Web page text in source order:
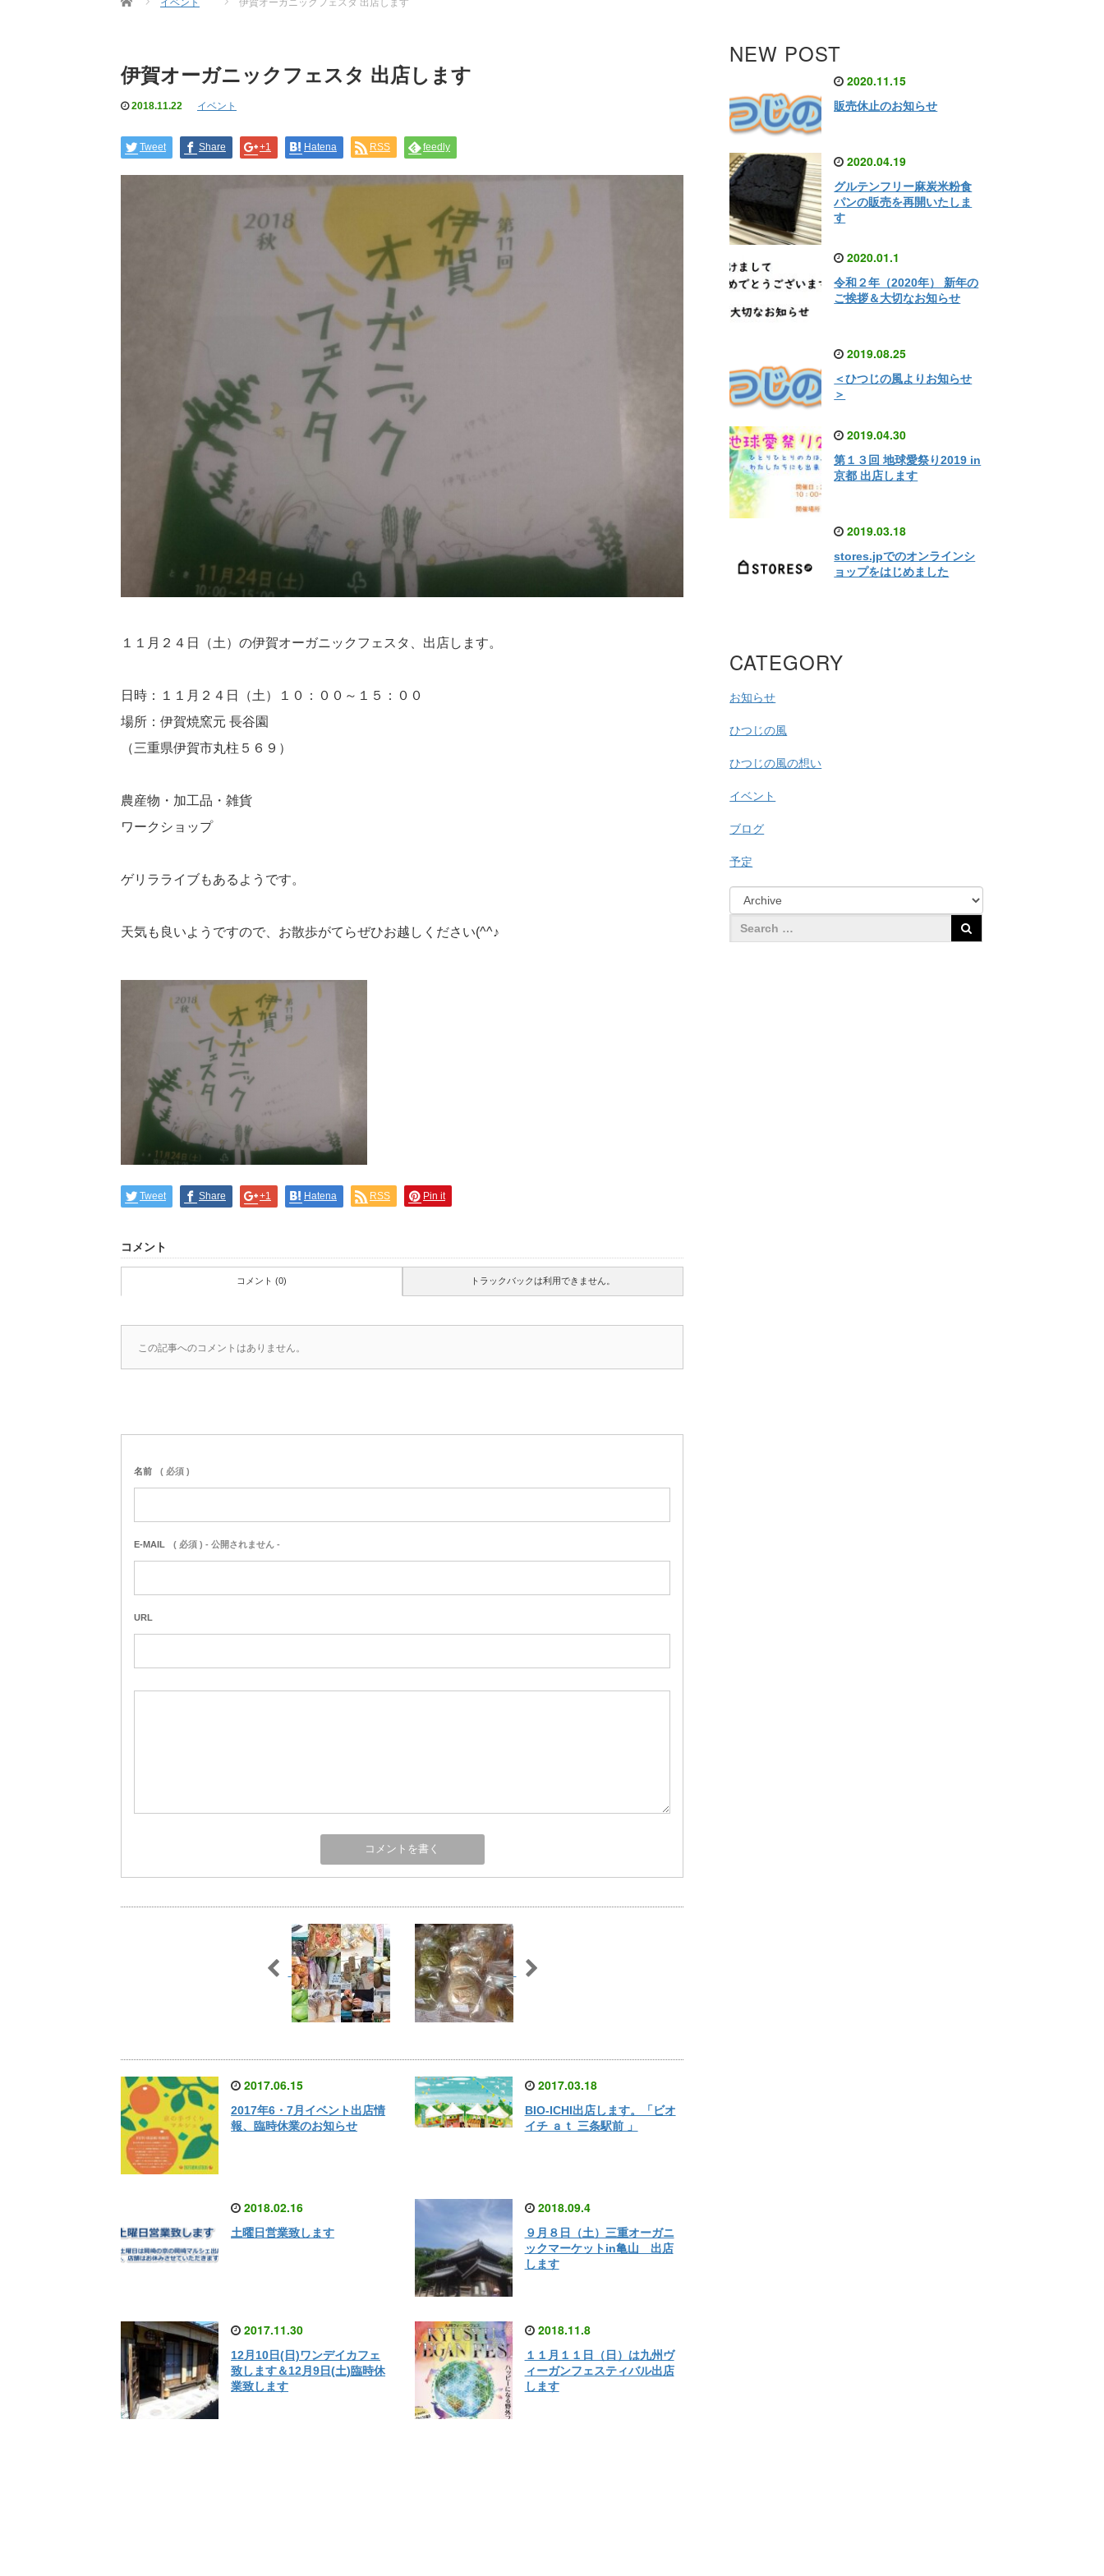
イベント 伊賀オーガニックフェスタ 出店します
伊賀オーガニックフェスタ 出店します
2018.11.22 イベント
Tweet Share +1 Hatena RSS feedly
１１月２４日（土）の伊賀オーガニックフェスタ、出店します。
日時：１１月２４日（土）１０：００～１５：００
場所：伊賀焼窯元 長谷園
（三重県伊賀市丸柱５６９）
農産物・加工品・雑貨
ワークショップ
ゲリラライブもあるようです。
天気も良いようですので、お散歩がてらぜひお越しください(^^♪
Tweet Share +1 Hatena RSS Pin it
コメント
コメント (0) トラックバックは利用できません。
この記事へのコメントはありません。
名前 ( 必須 )
E-MAIL ( 必須 ) - 公開されません -
URL
2017.06.15
2017年6・7月イベント出店情
報、臨時休業のお知らせ
2017.03.18
BIO-ICHI出店します。「ビオ
イチ ａｔ 三条駅前 」
2018.02.16
土曜日営業致します
2018.09.4
９月８日（土）三重オーガニ
ックマーケットin亀山 出店
します
2017.11.30
12月10日(日)ワンデイカフェ
致します＆12月9日(土)臨時休
業致します
2018.11.8
１１月１１日（日）は九州ヴ
ィーガンフェスティバル出店
します
NEW POST
2020.11.15
販売休止のお知らせ
2020.04.19
グルテンフリー麻炭米粉食
パンの販売を再開いたしま
す
2020.01.1
令和２年（2020年） 新年の
ご挨拶＆大切なお知らせ
2019.08.25
＜ひつじの風よりお知らせ
＞
2019.04.30
第１３回 地球愛祭り2019 in
京都 出店します
2019.03.18
stores.jpでのオンラインシ
ョップをはじめました
CATEGORY
お知らせ
ひつじの風
ひつじの風の想い
イベント
ブログ
予定